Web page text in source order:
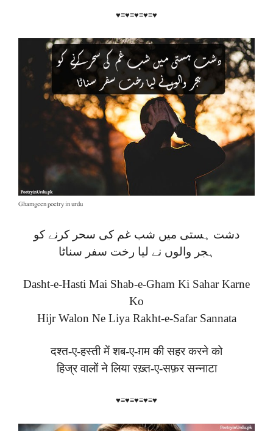
♥≡♥≡♥≡♥≡♥
Ghamgeen poetry in urdu
دشت ہستی میں شب غم کی سحر کرنے کو
ہجر والوں نے لیا رخت سفر سناٹا
Dasht-e-Hasti Mai Shab-e-Gham Ki Sahar Karne
Ko
Hijr Walon Ne Liya Rakht-e-Safar Sannata
दश्त-ए-हस्ती में शब-ए-ग़म की सहर करने को
हिज्र वालों ने लिया रख़्त-ए-सफ़र सन्नाटा
♥≡♥≡♥≡♥≡♥